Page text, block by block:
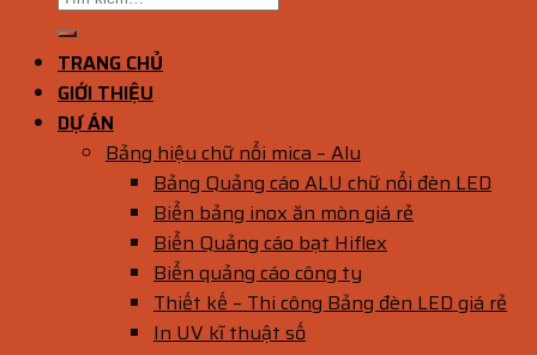
TRANG CHỦ
GIỚI THIỆU
DỰ ÁN
Bảng hiệu chữ nổi mica – Alu
Bảng Quảng cáo ALU chữ nổi đèn LED
Biển bảng inox ăn mòn giá rẻ
Biển Quảng cáo bạt Hiflex
Biển quảng cáo công ty
Thiết kế – Thi công Bảng đèn LED giá rẻ
In UV kĩ thuật số